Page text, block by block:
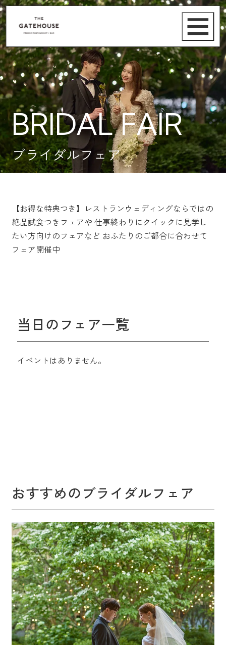
BRIDAL FAIR
ブライダルフェア
【お得な特典つき】レストランウェディングならではの
絶品試食つきフェアや 仕事終わりにクイックに見学し
たい方向けのフェアなど おふたりのご都合に合わせて
フェア開催中
当日のフェア一覧
イベントはありません。
おすすめのブライダルフェア